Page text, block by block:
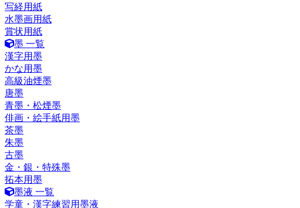
写経用紙
水墨画用紙
賞状用紙
墨 一覧
漢字用墨
かな用墨
高級油煙墨
唐墨
青墨・松煙墨
俳画・絵手紙用墨
茶墨
朱墨
古墨
金・銀・特殊墨
拓本用墨
墨液 一覧
学童・漢字練習用墨液